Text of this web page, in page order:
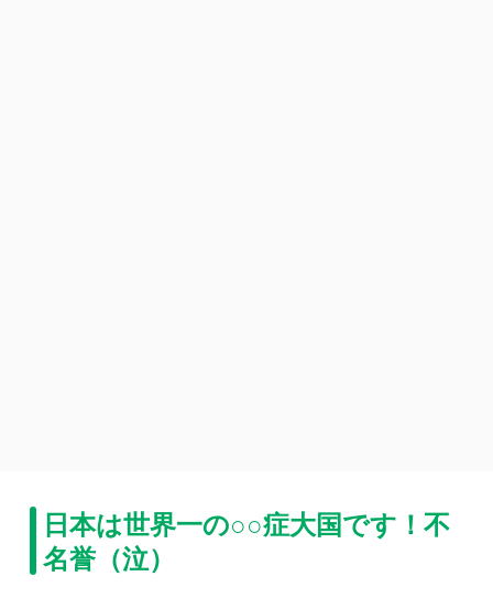
日本は世界一の○○症大国です！不
名誉（泣）